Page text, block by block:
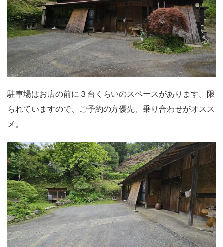
駐車場はお店の前に３台くらいのスペースがあります。限
られていますので、ご予約の方優先、乗り合わせがオスス
メ。